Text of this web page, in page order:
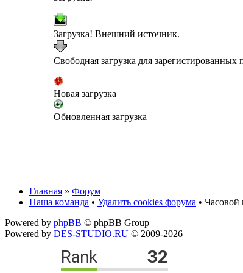
Загрузка! Внешний источник.
Свободная загрузка для зарегистированных
Новая загрузка
Обновленная загрузка
Главная » Форум
Наша команда • Удалить cookies форума • Часовой
Powered by phpBB © phpBB Group
Powered by DES-STUDIO.RU © 2009-2026